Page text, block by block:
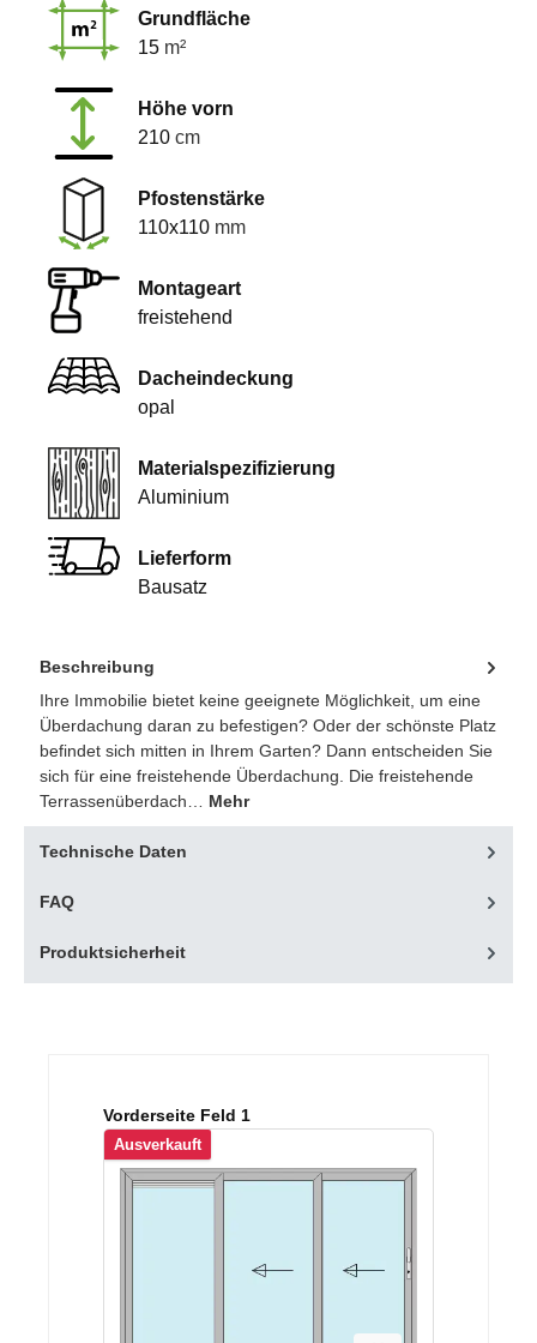
Grundfläche
15 m²
Höhe vorn
210 cm
Pfostenstärke
110x110 mm
Montageart
freistehend
Dacheindeckung
opal
Materialspezifizierung
Aluminium
Lieferform
Bausatz
Beschreibung
Ihre Immobilie bietet keine geeignete Möglichkeit, um eine
Überdachung daran zu befestigen? Oder der schönste Platz
befindet sich mitten in Ihrem Garten? Dann entscheiden Sie
sich für eine freistehende Überdachung. Die freistehende
Terrassenüberdach… Mehr
Technische Daten
FAQ
Produktsicherheit
Produktgalerie überspringen
Vorderseite Feld 1
Ausverkauft